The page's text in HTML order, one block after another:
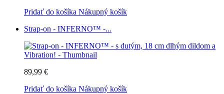
Pridať do košíka Nákupný košík
Strap-on - INFERNO™ -...
89,99 €
Pridať do košíka Nákupný košík